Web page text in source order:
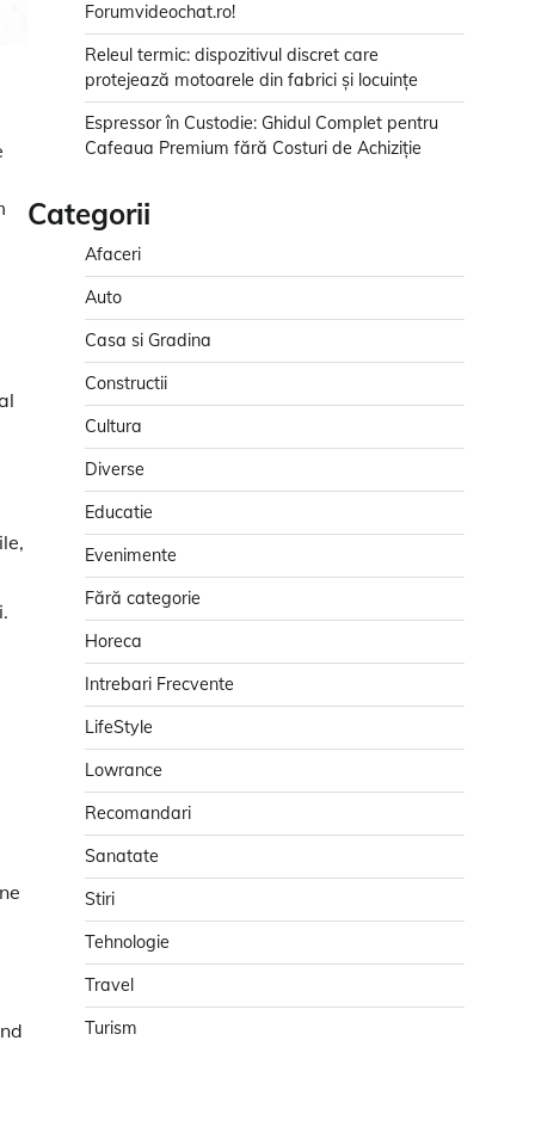
Forumvideochat.ro!
Releul termic: dispozitivul discret care
protejează motoarele din fabrici și locuințe
Espressor în Custodie: Ghidul Complet pentru
Cafeaua Premium fără Costuri de Achiziție
Categorii
Afaceri
Auto
Casa si Gradina
Constructii
Cultura
Diverse
Educatie
Evenimente
Fără categorie
Horeca
Intrebari Frecvente
LifeStyle
Lowrance
Recomandari
Sanatate
Stiri
Tehnologie
Travel
Turism